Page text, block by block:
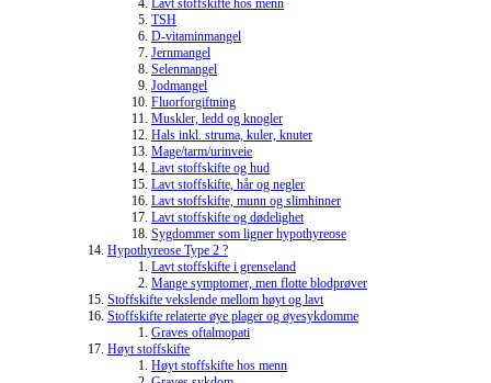
Lavt stoffskifte hos menn
TSH
D-vitaminmangel
Jernmangel
Selenmangel
Jodmangel
Fluorforgiftning
Muskler, ledd og knogler
Hals inkl. struma, kuler, knuter
Mage/tarm/urinveie
Lavt stoffskifte og hud
Lavt stoffskifte, hår og negler
Lavt stoffskifte, munn og slimhinner
Lavt stoffskifte og dødelighet
Sygdommer som ligner hypothyreose
Hypothyreose Type 2 ?
Lavt stoffskifte i grenseland
Mange symptomer, men flotte blodprøver
Stoffskifte vekslende mellom høyt og lavt
Stoffskifte relaterte øye plager og øyesykdomme
Graves oftalmopati
Høyt stoffskifte
Høyt stoffskifte hos menn